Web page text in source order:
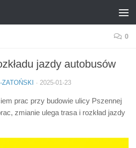
0
jazdy autobusów
· 2025-01-23
prac przy budowie ulicy Pszennej
zmianie ulega trasa i rozkład jazdy